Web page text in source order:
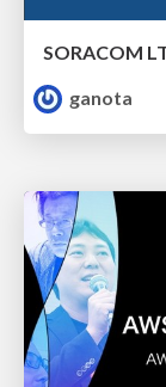
ganota